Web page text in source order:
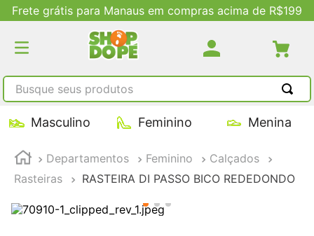
Frete grátis para Manaus em compras acima de R$199
Busque seus produtos
Masculino Feminino Menina
Departamentos Feminino
Calçados
Rasteiras
RASTEIRA DI PASSO BICO REDEDONDO
TERMOS MAIS BUSCADOS
2
tenis feminino
4º
adidas